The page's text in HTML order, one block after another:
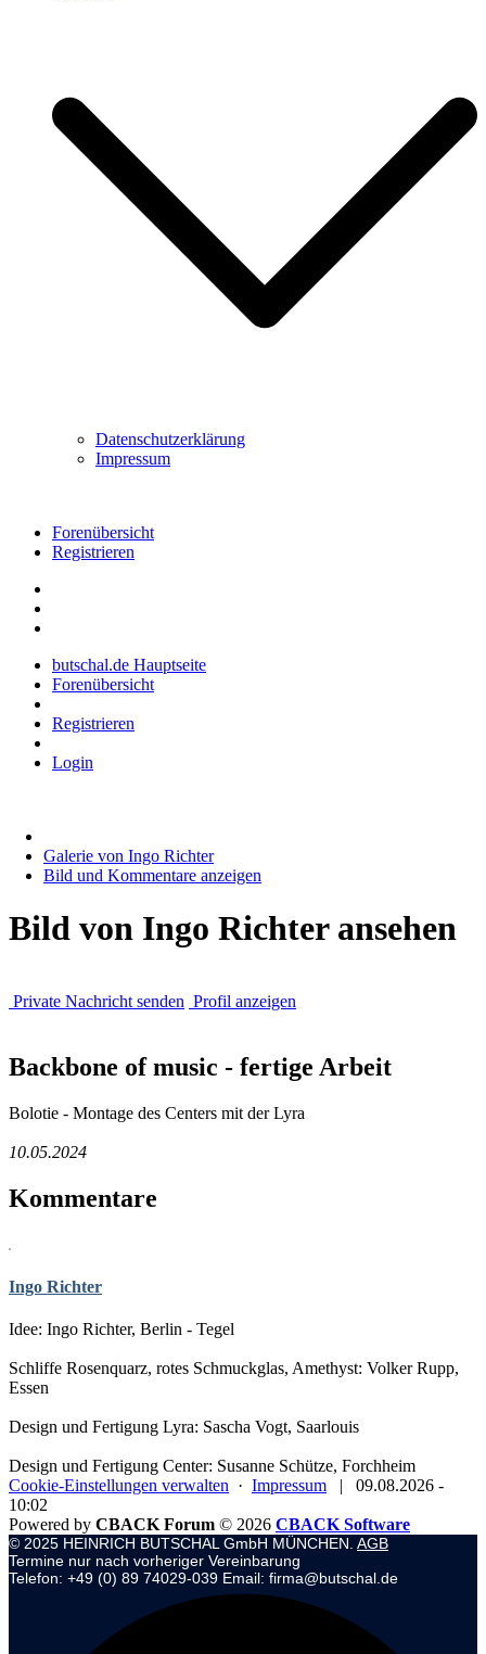
Datenschutzerklärung
Impressum
Forenübersicht
Registrieren
butschal.de Hauptseite
Forenübersicht
Registrieren
Login
Galerie von Ingo Richter
Bild und Kommentare anzeigen
Bild von Ingo Richter ansehen
Private Nachricht senden Profil anzeigen
Backbone of music - fertige Arbeit
Bolotie - Montage des Centers mit der Lyra
10.05.2024
Kommentare
Ingo Richter
Idee: Ingo Richter, Berlin - Tegel
Schliffe Rosenquarz, rotes Schmuckglas, Amethyst: Volker Rupp,
Essen
Design und Fertigung Lyra: Sascha Vogt, Saarlouis
Design und Fertigung Center: Susanne Schütze, Forchheim
Cookie-Einstellungen verwalten · Impressum |
09.08.2026 -
10:02
Powered by CBACK Forum © 2026 CBACK Software
© 2025 HEINRICH BUTSCHAL GmbH MÜNCHEN. AGB
Termine nur nach vorheriger Vereinbarung
Telefon: +49 (0) 89 74029-039 Email: firma@butschal.de